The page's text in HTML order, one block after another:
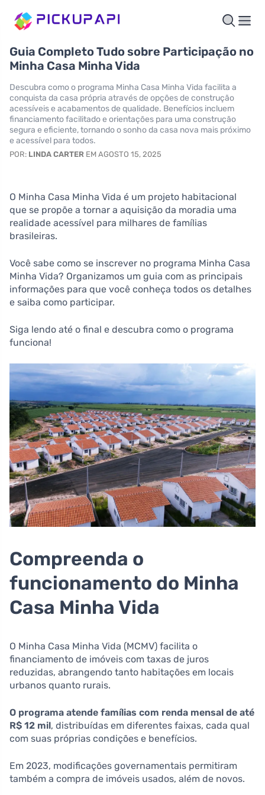
Guia Completo Tudo sobre Participação no
Minha Casa Minha Vida
Descubra como o programa Minha Casa Minha Vida facilita a
conquista da casa própria através de opções de construção
acessíveis e acabamentos de qualidade. Benefícios incluem
financiamento facilitado e orientações para uma construção
segura e eficiente, tornando o sonho da casa nova mais próximo
e acessível para todos.
POR: LINDA CARTER EM AGOSTO 15, 2025
O Minha Casa Minha Vida é um projeto habitacional
que se propõe a tornar a aquisição da moradia uma
realidade acessível para milhares de famílias
brasileiras.
Você sabe como se inscrever no programa Minha Casa
Minha Vida? Organizamos um guia com as principais
informações para que você conheça todos os detalhes
e saiba como participar.
Siga lendo até o final e descubra como o programa
funciona!
Compreenda o
funcionamento do Minha
Casa Minha Vida
O Minha Casa Minha Vida (MCMV) facilita o
financiamento de imóveis com taxas de juros
reduzidas, abrangendo tanto habitações em locais
urbanos quanto rurais.
O programa atende famílias com renda mensal de até
R$ 12 mil, distribuídas em diferentes faixas, cada qual
com suas próprias condições e benefícios.
Em 2023, modificações governamentais permitiram
também a compra de imóveis usados, além de novos.